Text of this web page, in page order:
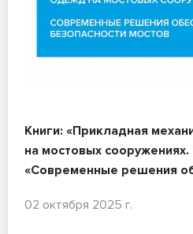
Книги: «Прикладная
на мостовых сооружениях.
«Современные решения
02 октября 2025 г.